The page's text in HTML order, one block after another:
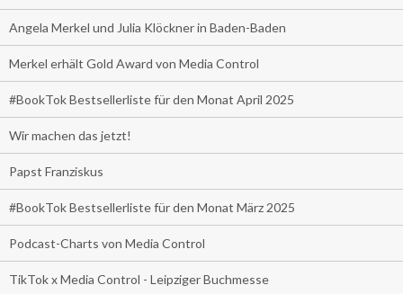
Angela Merkel und Julia Klöckner in Baden-Baden
Merkel erhält Gold Award von Media Control
#BookTok Bestsellerliste für den Monat April 2025
Wir machen das jetzt!
Papst Franziskus
#BookTok Bestsellerliste für den Monat März 2025
Podcast-Charts von Media Control
TikTok x Media Control - Leipziger Buchmesse